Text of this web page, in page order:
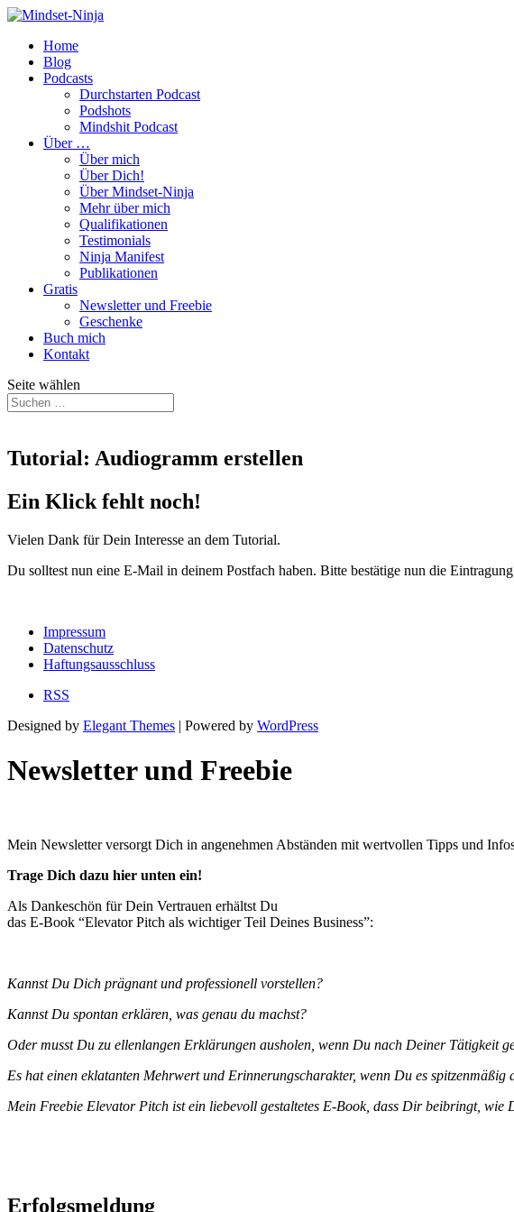
Home
Blog
Podcasts
Durchstarten Podcast
Podshots
Mindshit Podcast
Über …
Über mich
Über Dich!
Über Mindset-Ninja
Mehr über mich
Qualifikationen
Testimonials
Ninja Manifest
Publikationen
Gratis
Newsletter und Freebie
Geschenke
Buch mich
Kontakt
Seite wählen
Tutorial: Audiogramm erstellen
Ein Klick fehlt noch!
Vielen Dank für Dein Interesse an dem Tutorial.
Du solltest nun eine E-Mail in deinem Postfach haben. Bitte bestätige nun die
Impressum
Datenschutz
Haftungsausschluss
RSS
Designed by Elegant Themes | Powered by WordPress
Newsletter und Freebie
Mein Newsletter versorgt Dich in angenehmen Abständen mit wertvollen Tipps und
Trage Dich dazu hier unten ein!
Als Dankeschön für Dein Vertrauen erhältst Du
das E-Book “Elevator Pitch als wichtiger Teil Deines Business”:
Kannst Du Dich prägnant und professionell vorstellen?
Kannst Du spontan erklären, was genau du machst?
Oder musst Du zu ellenlangen Erklärungen ausholen, wenn Du nach Deiner Tätigkeit
Es hat einen eklatanten Mehrwert und Erinnerungscharakter, wenn Du es spitzenmäßig
Mein Freebie Elevator Pitch ist ein liebevoll gestaltetes E-Book, dass Dir beibringt, wie
Erfolgsmeldung